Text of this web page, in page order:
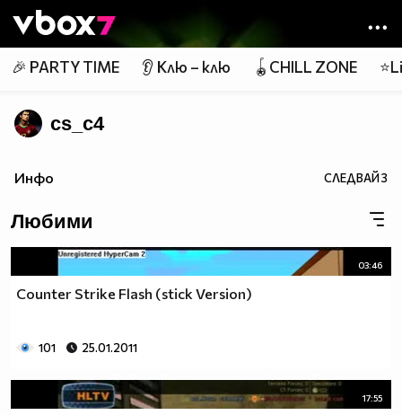
👾
🎉 PARTY TIME 👂 Клю – клю 🪀CHILL ZONE
cs_c4
Инфо СЛЕДВАЙ3
Любими
03:46
Counter Strike Flash (stick Version)
101 25.01.2011
17:55